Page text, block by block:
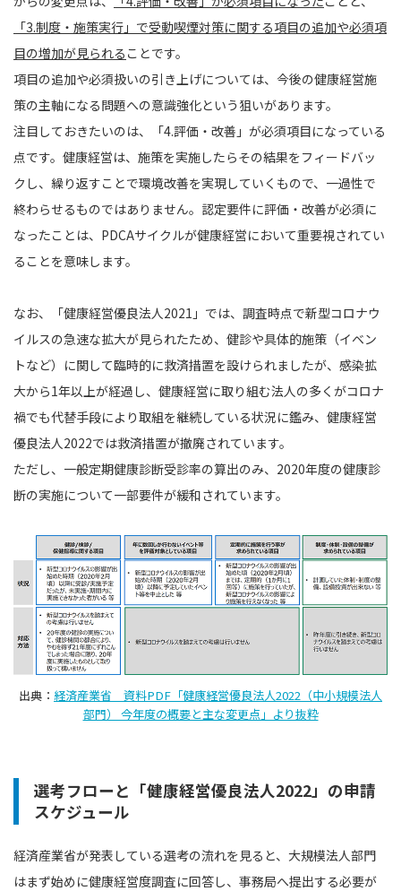
「3.制度・施策実行」で受動喫煙対策に関する項目の追加や必須項
目の増加が見られる ことです。
項目の追加や必須扱いの引き上げについては、今後の健康経営施
策の主軸になる問題への意識強化という狙いがあります。
注目しておきたいのは、「4.評価・改善」が必須項目になっている
点です。健康経営は、施策を実施したらその結果をフィードバッ
クし、繰り返すことで環境改善を実現していくもので、一過性で
終わらせるものではありません。認定要件に評価・改善が必須に
なったことは、PDCAサイクルが健康経営において重要視されてい
ることを意味します。
なお、「健康経営優良法人2021」では、調査時点で新型コロナウ
イルスの急速な拡大が見られたため、健診や具体的施策（イベン
トなど）に関して臨時的に救済措置を設けられましたが、感染拡
大から1年以上が経過し、健康経営に取り組む法人の多くがコロナ
禍でも代替手段により取組を継続している状況に鑑み、健康経営
優良法人2022では救済措置が撤廃されています。
ただし、一般定期健康診断受診率の算出のみ、2020年度の健康診
断の実施について一部要件が緩和されています。
出典： 経済産業省 資料PDF「健康経営優良法人2022（中小規模法人
部門） 今年度の概要と主な変更点」より抜粋
選考フローと「健康経営優良法人2022」の申請
スケジュール
経済産業省が発表している選考の流れを見ると、大規模法人部門
はまず始めに健康経営度調査に回答し、事務局へ提出する必要が